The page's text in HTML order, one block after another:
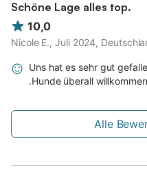
Schöne Lage alles top.
10,0
Nicole E., Juli 2024,
Uns hat es sehr gut
.Hunde überall
Alle